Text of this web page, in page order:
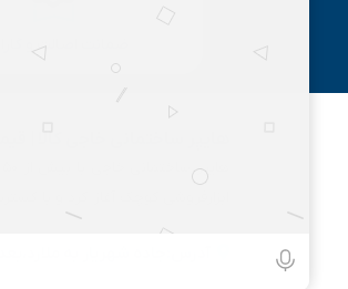
ضمانت اصالت و
هایپر ساختمانی خاجی‌ کالا |
ابزارفروشی کوچک آغاز کرد و با
آدرس:جاده شهریار به